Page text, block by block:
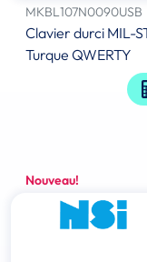
MKBL107N0090USB
Clavier durci MIL-
Turque QWERTY
Nouveau!